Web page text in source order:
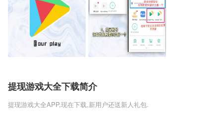
提现游戏大全下载简介
提现游戏大全APP,现在下载,新用户还送新人礼包.